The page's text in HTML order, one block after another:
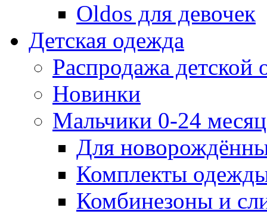
Oldos для девочек
Детская одежда
Распродажа детской
Новинки
Мальчики 0-24
Для
Комплекты
Комбинезоны и